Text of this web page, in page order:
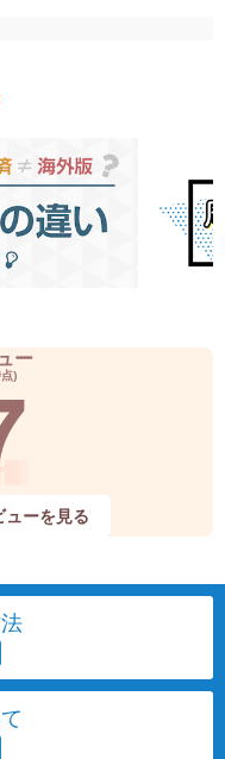
ー
)
ーを見る